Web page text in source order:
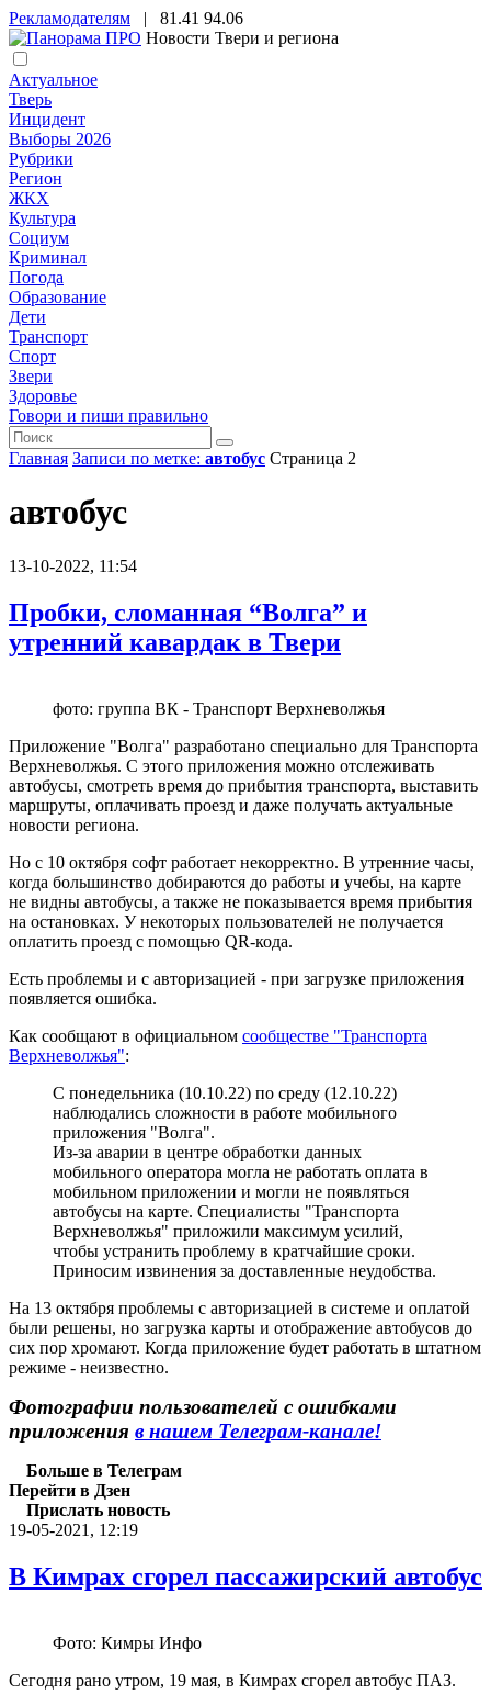
Рекламодателям | 81.41 94.06
Новости Твери и региона
Актуальное
Тверь
Инцидент
Выборы 2026
Рубрики
Регион
ЖКХ
Культура
Социум
Криминал
Погода
Образование
Дети
Транспорт
Спорт
Звери
Здоровье
Говори и пиши правильно
Главная Записи по метке: автобус Страница 2
автобус
13-10-2022, 11:54
Пробки, сломанная “Волга” и
утренний кавардак в Твери
фото: группа ВК - Транспорт Верхневолжья
Приложение "Волга" разработано специально для Транспорта
Верхневолжья. С этого приложения можно отслеживать
автобусы, смотреть время до прибытия транспорта, выставить
маршруты, оплачивать проезд и даже получать актуальные
новости региона.
Но с 10 октября софт работает некорректно. В утренние часы,
когда большинство добираются до работы и учебы, на карте
не видны автобусы, а также не показывается время прибытия
на остановках. У некоторых пользователей не получается
оплатить проезд с помощью QR-кода.
Есть проблемы и с авторизацией - при загрузке приложения
появляется ошибка.
Как сообщают в официальном сообществе "Транспорта
Верхневолжья":
С понедельника (10.10.22) по среду (12.10.22)
наблюдались сложности в работе мобильного
приложения "Волга".
Из-за аварии в центре обработки данных
мобильного оператора могла не работать оплата в
мобильном приложении и могли не появляться
автобусы на карте. Специалисты "Транспорта
Верхневолжья" приложили максимум усилий,
чтобы устранить проблему в кратчайшие сроки.
Приносим извинения за доставленные неудобства.
На 13 октября проблемы с авторизацией в системе и оплатой
были решены, но загрузка карты и отображение автобусов до
сих пор хромают. Когда приложение будет работать в штатном
режиме - неизвестно.
Фотографии пользователей с ошибками
приложения в нашем Телеграм-канале!
Больше в Телеграм
Перейти в Дзен
Прислать новость
19-05-2021, 12:19
В Кимрах сгорел пассажирский автобус
Фото: Кимры Инфо
Сегодня рано утром, 19 мая, в Кимрах сгорел автобус ПАЗ.